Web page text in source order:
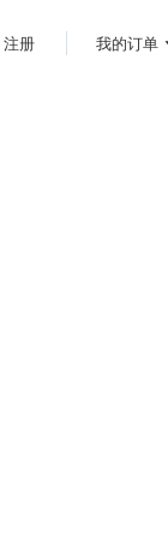
注册 我的订单